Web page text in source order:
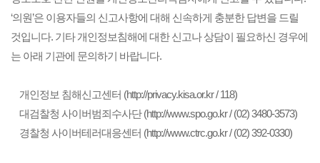
‘의원’은 이용자들의 신고사항에 대해 신속하게 충분한 답변을 드릴
것입니다. 기타 개인정보침해에 대한 신고나 상담이 필요하신 경우에
는 아래 기관에 문의하기 바랍니다.
개인정보 침해신고센터 (http://privacy.kisa.or.kr / 118)
대검찰청 사이버범죄수사단 (http://www.spo.go.kr / (02) 3480-3573)
경찰청 사이버테러대응센터 (http://www.ctrc.go.kr / (02) 392-0330)